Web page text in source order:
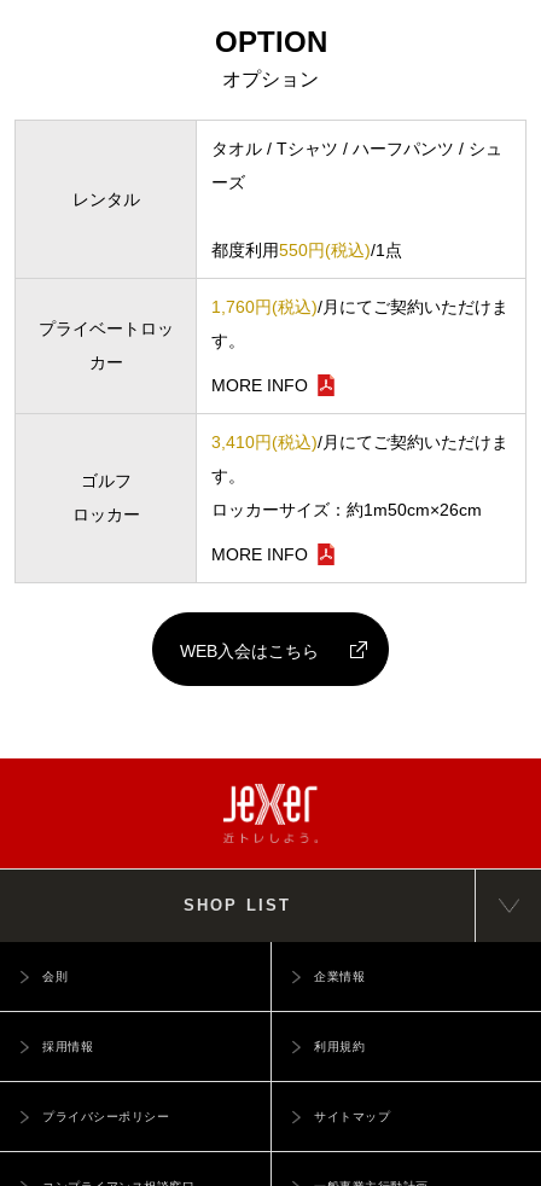
OPTION
オプション
レンタル
タオル / Tシャツ / ハーフパンツ / シュ
ーズ
都度利用550円(税込)/1点
プライベートロッ
カー
1,760円(税込)/月にてご契約いただけま
す。
MORE INFO
ゴルフ
ロッカー
3,410円(税込)/月にてご契約いただけま
す。
ロッカーサイズ：約1m50cm×26cm
MORE INFO
WEB入会はこちら
SHOP LIST
会則 企業情報
採用情報 利用規約
プライバシーポリシー サイトマップ